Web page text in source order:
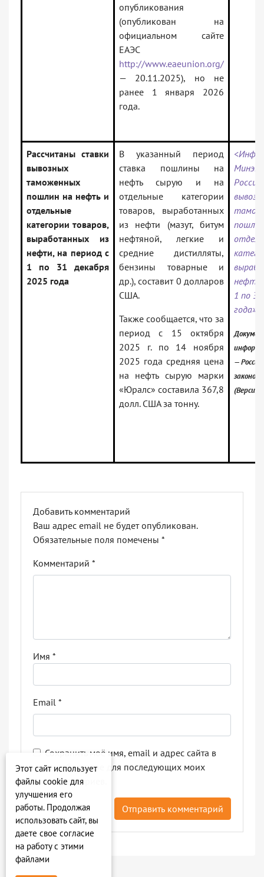
опубликования
(опубликован на
официальном сайте
ЕАЭС
http://www.eaeunion.org/
— 20.11.2025), но не
ранее 1 января 2026
года.
Рассчитаны ставки
вывозных
таможенных
пошлин на нефть и
отдельные
категории товаров,
выработанных из
нефти, на период с
1 по 31 декабря
2025 года
В указанный период
ставка пошлины на
нефть сырую и на
отдельные категории
товаров, выработанных
из нефти (мазут, битум
нефтяной, легкие и
средние дистилляты,
бензины товарные и
др.), составит 0 долларов
США.
Также сообщается, что за
период с 15 октября
2025 г. по 14 ноября
2025 года средняя цена
на нефть сырую марки
«Юралс» составила 367,8
долл. США за тонну.
1 по
года»
—
(Версия
Добавить комментарий
Ваш адрес email не будет опубликован.
Обязательные поля помечены *
Комментарий *
Имя *
Email *
Сохранить моё имя, email и адрес сайта в
этом браузере для последующих моих
комментариев.
Этот сайт использует
файлы cookie для
улучшения его
работы. Продолжая
использовать сайт, вы
даете свое согласие
на работу с этими
файлами